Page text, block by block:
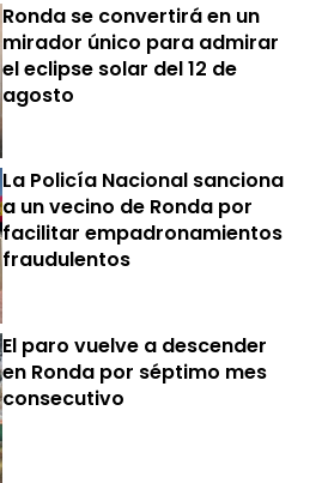
Ronda se convertirá en un
mirador único para admirar
el eclipse solar del 12 de
agosto
La Policía Nacional sanciona
a un vecino de Ronda por
facilitar empadronamientos
fraudulentos
El paro vuelve a descender
en Ronda por séptimo mes
consecutivo